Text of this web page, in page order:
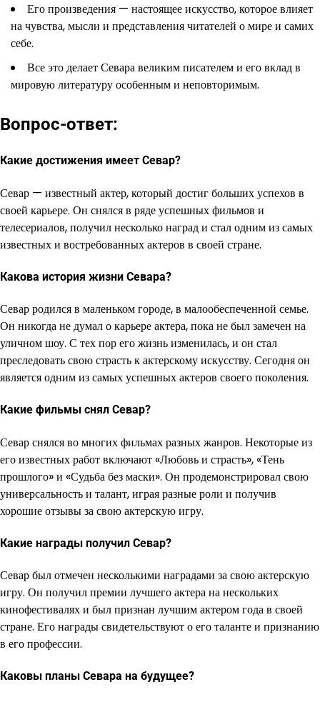
Его произведения — настоящее искусство, которое влияет
на чувства, мысли и представления читателей о мире и самих
себе.
Все это делает Севара великим писателем и его вклад в
мировую литературу особенным и неповторимым.
Вопрос-ответ:
Какие достижения имеет Севар?
Севар — известный актер, который достиг больших успехов в
своей карьере. Он снялся в ряде успешных фильмов и
телесериалов, получил несколько наград и стал одним из самых
известных и востребованных актеров в своей стране.
Какова история жизни Севара?
Севар родился в маленьком городе, в малообеспеченной семье.
Он никогда не думал о карьере актера, пока не был замечен на
уличном шоу. С тех пор его жизнь изменилась, и он стал
преследовать свою страсть к актерскому искусству. Сегодня он
является одним из самых успешных актеров своего поколения.
Какие фильмы снял Севар?
Севар снялся во многих фильмах разных жанров. Некоторые из
его известных работ включают «Любовь и страсть», «Тень
прошлого» и «Судьба без маски». Он продемонстрировал свою
универсальность и талант, играя разные роли и получив
хорошие отзывы за свою актерскую игру.
Какие награды получил Севар?
Севар был отмечен несколькими наградами за свою актерскую
игру. Он получил премии лучшего актера на нескольких
кинофестивалях и был признан лучшим актером года в своей
стране. Его награды свидетельствуют о его таланте и признанию
в его профессии.
Каковы планы Севара на будущее?